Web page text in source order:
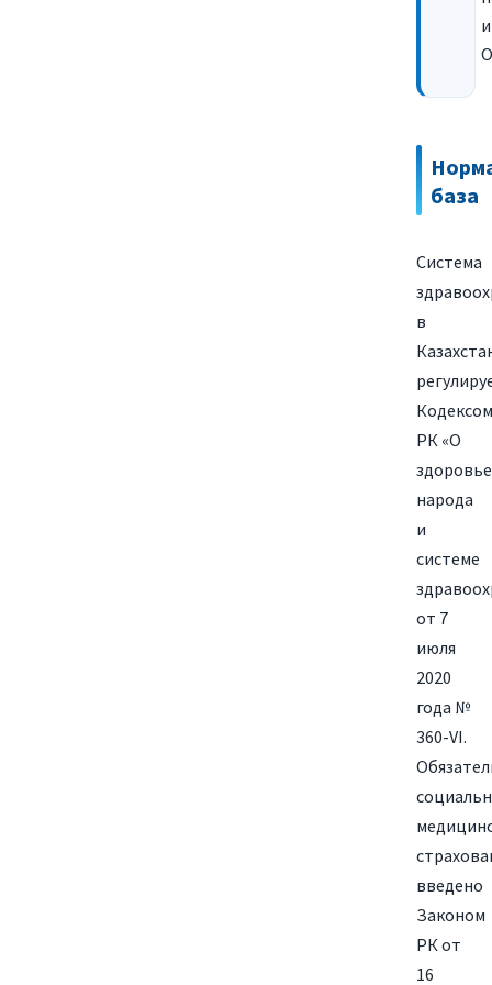
и
база
Система
в
Кодексом
РК «О
здоровье
народа
и
системе
от 7
июля
2020
года №
360-VI.
введено
Законом
РК от
16